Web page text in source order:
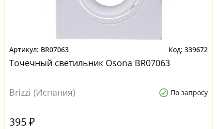
BR07063 339672
Точечный светильник Osona BR07063
Brizzi (Испания) По запросу
395 ₽